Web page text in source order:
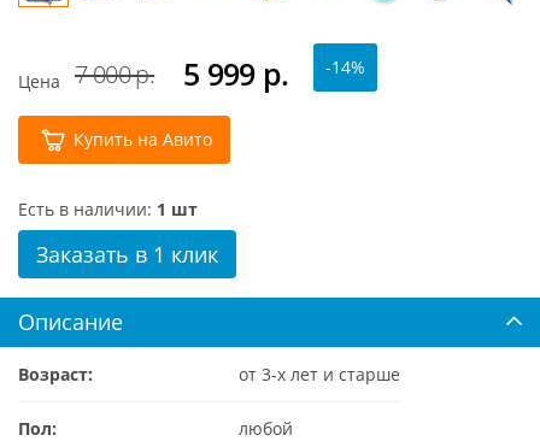
Цена 7 000 р. 5 999 р. -14%
Купить на Авито
Есть в наличии: 1 шт
Заказать в 1 клик
Описание
Возраст: от 3-х лет и старше
Пол: любой